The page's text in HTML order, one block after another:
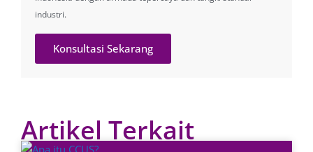
industri.
Konsultasi Sekarang
Artikel Terkait